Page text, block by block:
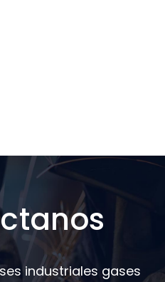
industriales gases